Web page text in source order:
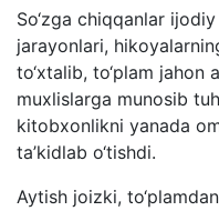
So‘zga chiqqanlar
jarayonlari,
to‘xtalib, to‘plam
muxlislarga munosib
kitobxonlikni yanada
ta’kidlab o‘tishdi.
Aytish joizki,